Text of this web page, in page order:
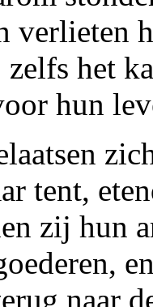
verlieten
het
hun
tent,
zij hun
naar